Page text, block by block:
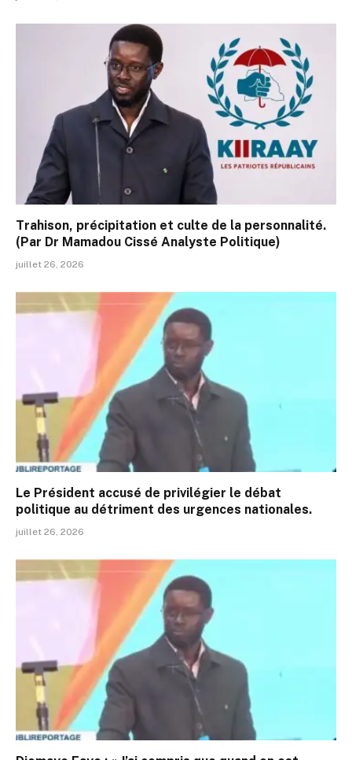
Trahison, précipitation et culte de la personnalité.
(Par Dr Mamadou Cissé Analyste Politique)
juillet 26, 2026
Le Président accusé de privilégier le débat
politique au détriment des urgences nationales.
juillet 26, 2026